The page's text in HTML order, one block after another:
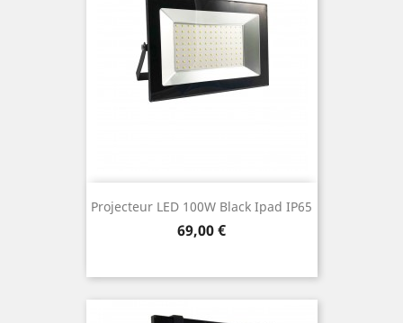
Projecteur LED 100W Black Ipad IP65
Prix
69,00 €